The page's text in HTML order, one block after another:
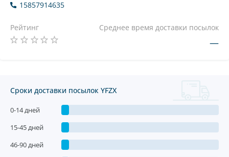
15857914635
Рейтинг Среднее время доставки посылок
—
Сроки доставки посылок YFZX
0-14 дней
15-45 дней
46-90 дней